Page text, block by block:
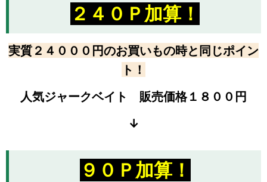
２４０Ｐ加算！
実質２４０００円のお買いもの時と同じポイン
ト！
人気ジャークベイト 販売価格１８００円
↓
９０Ｐ加算！